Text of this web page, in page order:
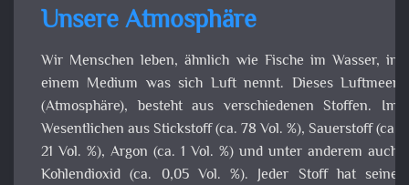
Unsere Atmosphäre
Wir Menschen leben, ähnlich wie Fische im Wasser, in
Medium was sich Luft nennt. Dieses Luftmeer
besteht aus verschiedenen Stoffen. Im Wesentlichen
Stickstoff (ca. 78 Vol. %), Sauerstoff (ca. 21 Vol. %), Argon
1 Vol. %) und unter anderem auch Kohlendioxid (ca. 0,05
%). Jeder Stoff hat seine spezifischen Eigenschaften